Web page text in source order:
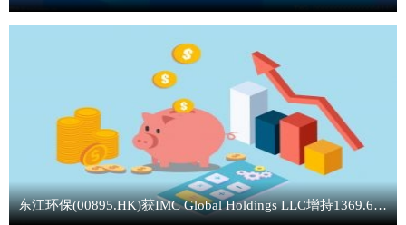
东江环保(00895.HK)获IMC Global Holdings LLC增持1369.64万股-焦点消息